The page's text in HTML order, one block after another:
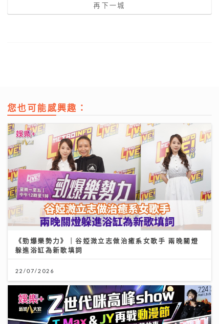
再下一城
您也可能感興趣：
《勁爆樂勢力》｜谷婭溦立志做治癒系女歌手 兩晚關燈
躲進浴缸為新歌填詞
22/07/2026